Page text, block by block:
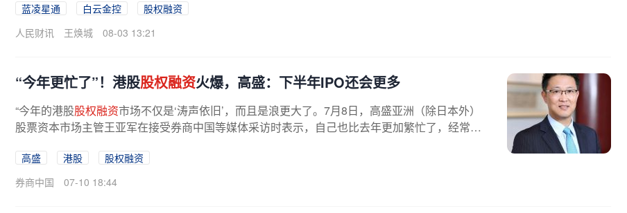
蓝凌星通 白云金控
股权融资
人民财讯
王焕城 08-03 13:21
“今年更忙了”！港股股权融资火爆，高盛：下半年IPO还会更多
“今年的港股股权融资市场不仅是‘涛声依旧’，而且是浪更大了。7月8日，高盛亚洲（除日本外）
股票资本市场主管王亚军在接受券商中国等媒体采访时表示，自己也比去年更加繁忙了，经常出
高盛 港股
股权融资
券商中国
07-10 18:44